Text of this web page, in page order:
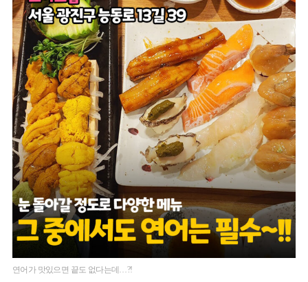
연어가 맛있으면 끝도 없다는데…?!